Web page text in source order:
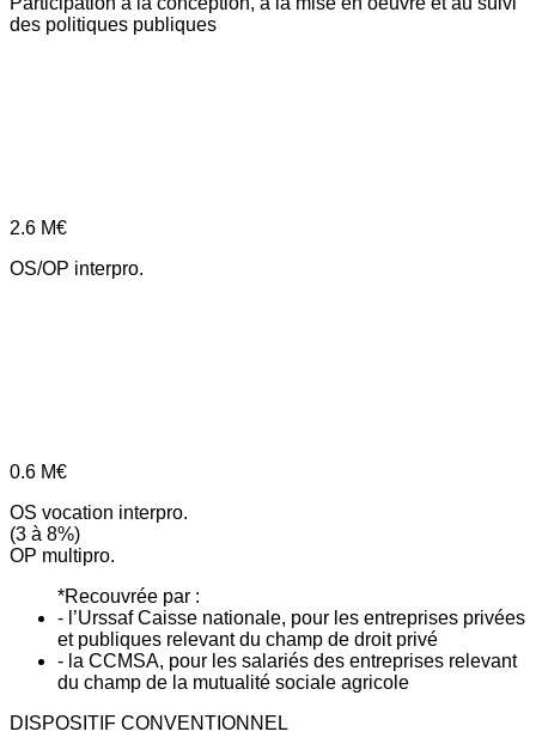
des politiques publiques
2.6 M€
OS/OP interpro.
0.6 M€
OS vocation interpro.
(3 à 8%)
OP multipro.
*Recouvrée par :
- l’Urssaf Caisse nationale, pour les entreprises privées
et publiques relevant du champ de droit privé
- la CCMSA, pour les salariés des entreprises relevant
du champ de la mutualité sociale agricole
DISPOSITIF CONVENTIONNEL